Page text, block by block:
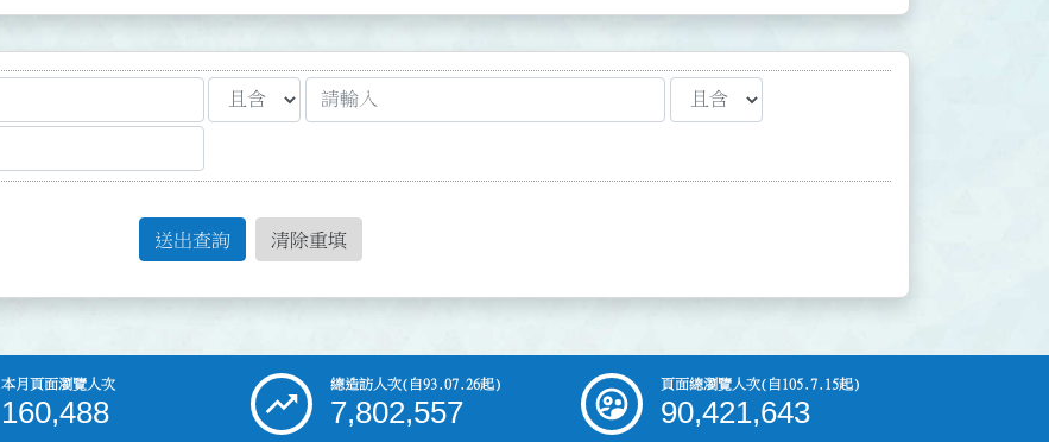
送出查詢 清除重填
本月頁面瀏覽人次
160,488
總造訪人次(自93.07.26起)
7,802,557
頁面總瀏覽人次(自105.7.15起)
90,421,643